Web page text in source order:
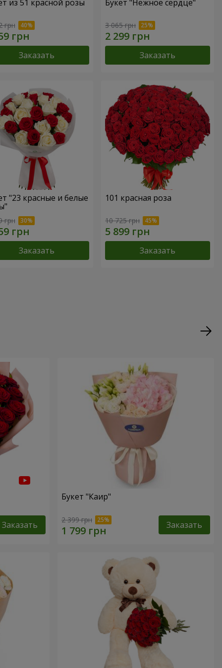
из 51 красной розы
грн
Заказать
Букет "Нежное сердце"
3 065 грн
Заказать
"23 красные и белые
грн
Заказать
101 красная роза
10 725 грн
Заказать
Заказать
Букет "Каир"
2 399 грн Заказать